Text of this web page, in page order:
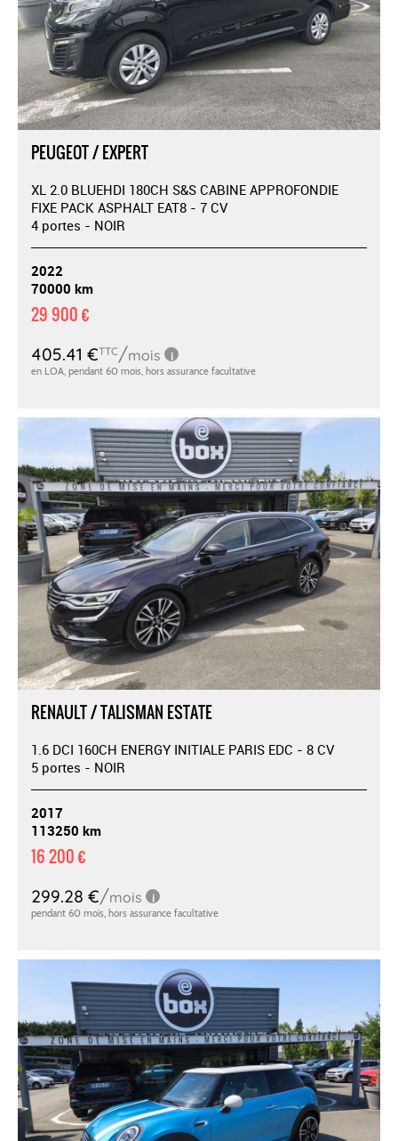
PEUGEOT / EXPERT
XL 2.0 BLUEHDI 180CH S&S CABINE APPROFONDIE
FIXE PACK ASPHALT EAT8 - 7 CV
4 portes - NOIR
2022
70000 km
29 900 €
RENAULT / TALISMAN ESTATE
1.6 DCI 160CH ENERGY INITIALE PARIS EDC - 8 CV
5 portes - NOIR
2017
113250 km
16 200 €